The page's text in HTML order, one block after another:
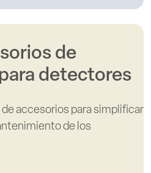
de
detectores
accesorios para simplificar
de los